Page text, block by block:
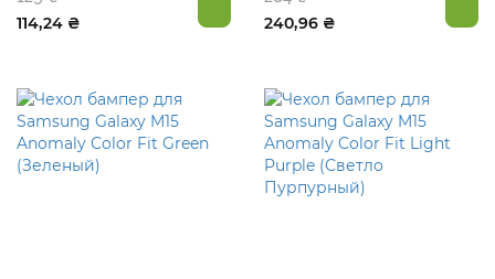
114,24 ₴
240,96 ₴